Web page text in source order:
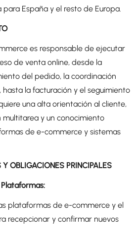
España y el resto de Europa.
es responsable de ejecutar
de venta online, desde la
del pedido, la coordinación
hasta la facturación y el seguimiento
una alta orientación al cliente,
y un conocimiento
de e-commerce y sistemas
OBLIGACIONES PRINCIPALES
plataformas de e-commerce y el
recepcionar y confirmar nuevos